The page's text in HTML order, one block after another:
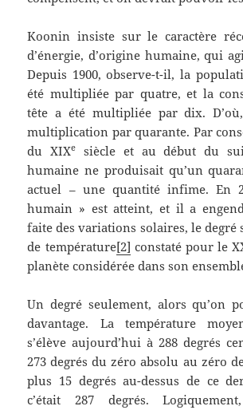
Koonin insiste sur le caractère
d’énergie, d’origine humaine, qui
Depuis 1900, observe-t-il, la
été multipliée par quatre, et la
tête a été multipliée par dix.
multiplication par quarante. Par
du XIXe
siècle et au début du
humaine ne produisait qu’un
actuel – une quantité infime. En
humain » est atteint, et il a
faite des variations solaires, le degré
de température[2] constaté pour le
planète considérée dans son
Un degré seulement, alors qu’on
davantage. La température
s’élève aujourd’hui à 288 degrés
273 degrés du zéro absolu au zéro
plus 15 degrés au-dessus de ce
c’était 287 degrés.